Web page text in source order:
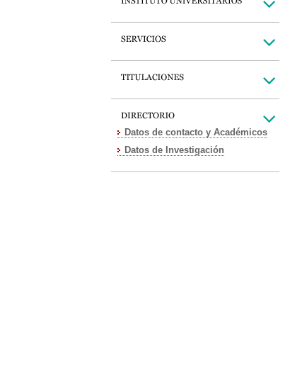
Datos de contacto y Académicos
Datos de Investigación